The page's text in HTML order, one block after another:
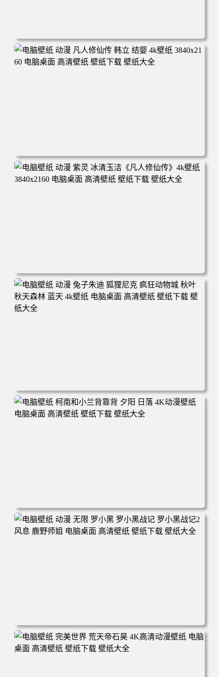
电脑壁纸 动漫角色 卡通场景 夏日休闲 夏日壁纸 治愈系 童
年回忆 荷塘荷叶 蜡笔小新 电脑桌面 高清壁纸 壁纸下载 壁
电脑壁纸 动漫 凡人修仙传 韩立 结婴 4k壁纸 3840x2160 电
脑桌面 高清壁纸 壁纸下载 壁纸大全
电脑壁纸 动漫 紫灵 冰清玉洁《凡人修仙传》4k壁纸 3840x2
160 电脑桌面 高清壁纸 壁纸下载 壁纸大全
电脑壁纸 动漫 兔子朱迪 狐狸尼克 疯狂动物城 秋叶 秋天森
林 蓝天 4k壁纸 电脑桌面 高清壁纸 壁纸下载 壁纸大全
电脑壁纸 柯南和小兰背靠背 夕阳 日落 4K动漫壁纸 电脑桌
面 高清壁纸 壁纸下载 壁纸大全
电脑壁纸 动漫 无限 罗小黑 罗小黑战记 罗小黑战记2 风息
鹿野师姐 电脑桌面 高清壁纸 壁纸下载 壁纸大全